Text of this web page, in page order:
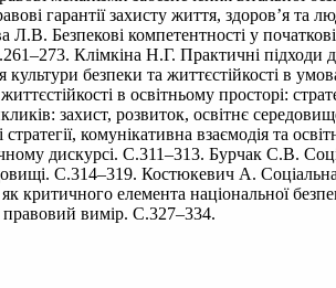
гарантії захисту життя, здоров’я та
Безпекові компетентності у
Клімкіна Н.Г. Практичні підходи
безпеки та життєстійкості в
в освітньому просторі:
захист, розвиток, освітнє
комунікативна взаємодія та
дискурсі. С.311–313. Бурчак С.В.
С.314–319. Костюкевич А.
як критичного елемента національної
правовий вимір. С.327–334.